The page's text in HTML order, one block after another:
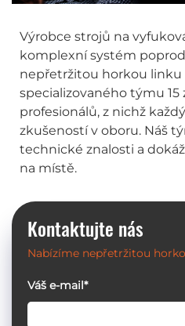
Výrobce strojů na
komplexní systém
nepřetržitou horkou linku
specializovaného týmu 15
profesionálů, z nichž
zkušeností v oboru. Náš
technické znalosti a
na místě.
Kontaktujte nás
Nabízíme nepřetržitou
Váš e-mail*